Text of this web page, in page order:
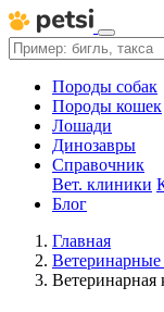
Породы собак
Породы кошек
Лошади
Динозавры
Справочник
Вет. клиники
Блог
Главная